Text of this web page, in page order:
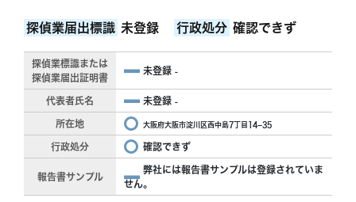
探偵業届出標識 未登録 行政処分 確認できず
探偵業標識または
探偵業届出証明書
未登録 -
代表者氏名 未登録 -
所在地 大阪府大阪市淀川区西中島7丁目14−35
行政処分 確認できず
報告書サンプル
弊社には報告書サンプルは登録されていま
せん。